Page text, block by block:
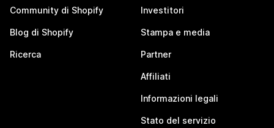
Community di Shopify
Blog di Shopify
Ricerca
Investitori
Stampa e media
Partner
Affiliati
Informazioni legali
Stato del servizio